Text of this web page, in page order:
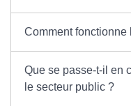
Comment fonctionne
Que se passe-t-il en
le secteur public ?